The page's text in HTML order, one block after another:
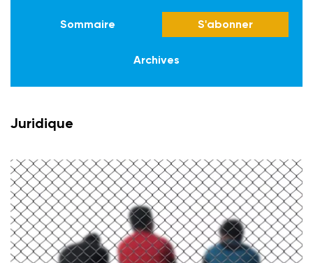
Sommaire S'abonner
Archives
Juridique